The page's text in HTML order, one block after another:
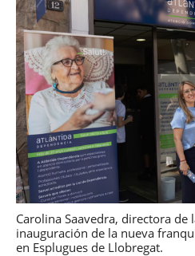
Carolina Saavedra, directora de
inauguración de la nueva
en Esplugues de Llobregat.